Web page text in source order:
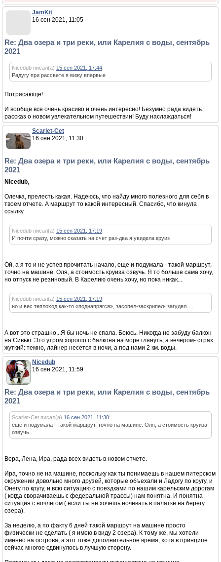
JamKit
16 сен 2021, 11:05
Re: Два озера и три реки, или Карелия с воды, сентябрь
2021
Nicedub писал(а) 15 сен 2021, 17:44:
Радугу при рассвете я вижу впервые
Потрясающе!
И вообще все очень красиво и очень интересно! Безумно рада видеть
рассказ о новом увлекательном путешествии! Буду наслаждаться!
Scarlet-Cet
16 сен 2021, 11:30
Re: Два озера и три реки, или Карелия с воды, сентябрь
2021
Nicedub,
Олечка, прелесть какая. Надеюсь, что найду много полезного для себя в
твоем отчете. А маршрут то какой интересный. Спасибо, что кинула
ссылку.
Nicedub писал(а) 15 сен 2021, 17:19:
И почти сразу, можно сказать на счет раз-два я увидела круиз
Ой, а я то и не успев прочитать начало, еще и подумала - такой маршрут,
точно на машине. Оля, а стоимость круиза озвучь. Я то больше сама хочу,
но отпуск не резиновый. В Карелию очень хочу, но пока никак...
Nicedub писал(а) 15 сен 2021, 17:19:
но и вес теплоход как-то «поднапрягся», засопел-заскрипел- загудел….
А вот это страшно...Я бы ночь не спала. Боюсь. Никогда не забуду балкон
на Сивью. Это утром хорошо с балкона на море глянуть, а вечером- страх
жуткий: темно, лайнер несется в ночи, а под нами 2 км. воды.
Nicedub
16 сен 2021, 11:59
Re: Два озера и три реки, или Карелия с воды, сентябрь
2021
Scarlet-Cet писал(а) 16 сен 2021, 11:30:
еще и подумала - такой маршрут, точно на машине. Оля, а стоимость круиза
озвучь
Вера, Лена, Ира, рада всех видеть в новом отчете.
Ира, точно не на машине, поскольку как ты понимаешь в нашем питерском
окружении довольно много друзей, которые объехали и Ладогу по кругу, и
Онегу по кругу, и всю ситуацию с поездками по нашим карельским дорогам
( когда сворачиваешь с федеральной трассы) нам понятна. И понятна
ситуация с ночлегом ( если ты не хочешь ночевать в палатке на берегу
озера).
За неделю, а по факту 6 дней такой маршрут на машине просто
физически не сделать ( я имею в виду 2 озера). К тому же, мы хотели
именно на острова, а это тоже дополнительное время, хотя в принципе
сейчас многое сдвинулось в лучшую сторону.